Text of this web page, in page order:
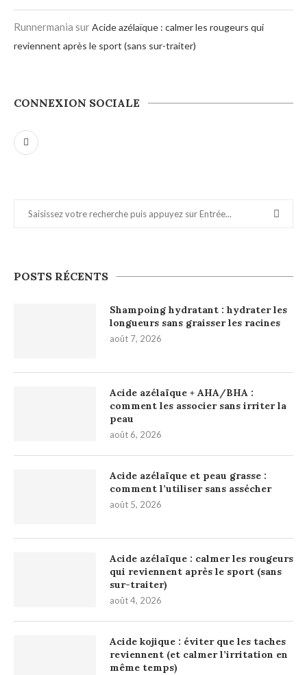
Runnermania surAcide azélaïque : calmer les rougeurs qui
reviennent après le sport (sans sur-traiter)
CONNEXION SOCIALE
POSTS RÉCENTS
Shampoing hydratant : hydrater les
longueurs sans graisser les racines
août 7, 2026
Acide azélaïque + AHA/BHA :
comment les associer sans irriter la
peau
août 6, 2026
Acide azélaïque et peau grasse :
comment l’utiliser sans assécher
août 5, 2026
Acide azélaïque : calmer les rougeurs
qui reviennent après le sport (sans
sur-traiter)
août 4, 2026
Acide kojique : éviter que les taches
reviennent (et calmer l’irritation en
même temps)